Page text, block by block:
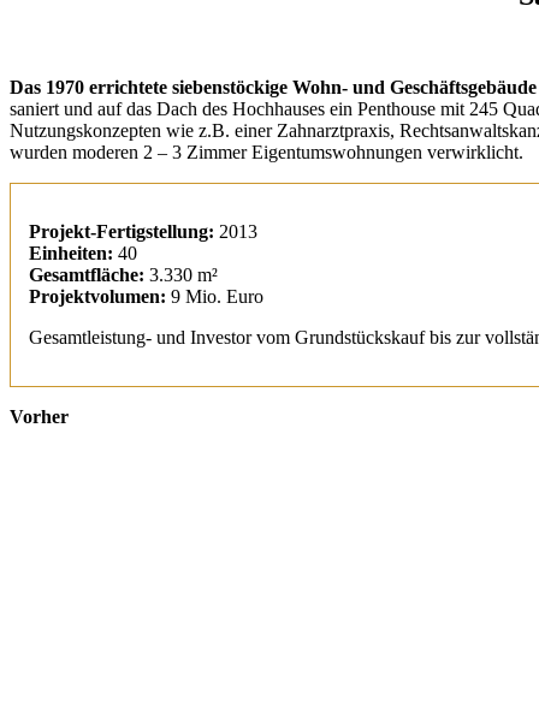
Das 1970 errichtete siebenstöckige Wohn- und
saniert und auf das Dach des Hochhauses ein Penthouse mit 245
Nutzungskonzepten wie z.B. einer Zahnarztpraxis,
wurden moderen 2 – 3 Zimmer Eigentumswohnungen verwirklicht.
Projekt-Fertigstellung: 2013
Einheiten: 40
Gesamtfläche: 3.330 m²
Projektvolumen: 9 Mio. Euro
Gesamtleistung- und Investor vom Grundstückskauf bis zur
Vorher